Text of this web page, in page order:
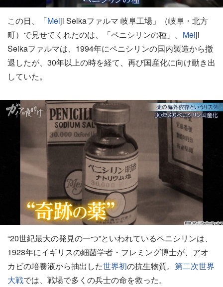
この日、「Meiji Seikaファルマ 岐阜工場」（岐阜・北方
町）で見せてくれたのは、「ペニシリンの種」。 Meiji
Seikaファルマは、1994年にペニシリンの国内製造から撤
退したが、30年以上の時を経て、再び国産化に向け動き出
していた。
“20世紀最大の発見の一つ”といわれているペニシリンは、
1928年にイギリスの細菌学者・フレミング博士が、アオ
カビの培養液から抽出した世界初の抗生物質。 第二次世界
大戦では、戦場で多くの兵士の命を救った。